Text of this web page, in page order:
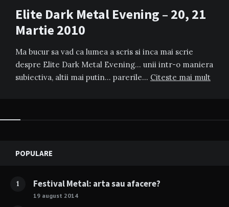
Elite Dark Metal Evening – 20, 21
Martie 2010
Ma bucur sa vad ca lumea a scris si inca mai scrie
despre Elite Dark Metal Evening… unii intr-o maniera
subiectiva, altii mai putin… parerile… Citeste mai mult
Widgets
POPULARE
1 Festival Metal: arta sau afacere?
19 august 2014